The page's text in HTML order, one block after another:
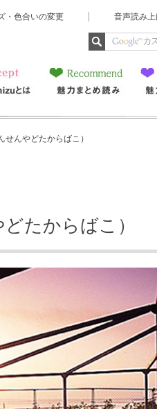
・色合いの変更 音声読み
魅力まとめ読み 魅
せんやどたからばこ）
たからばこ）